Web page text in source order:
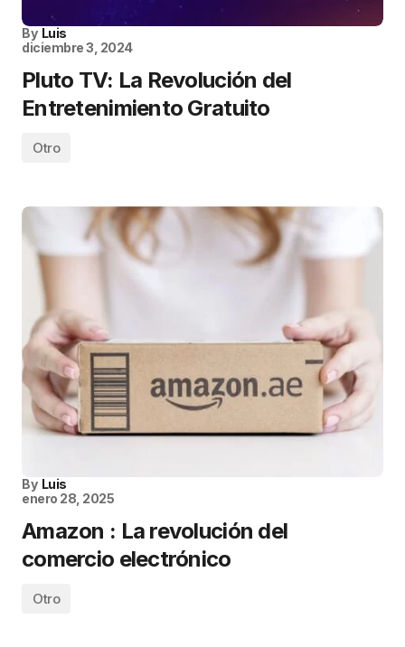
By Luis
diciembre 3, 2024
Pluto TV: La Revolución del
Entretenimiento Gratuito
Otro
By Luis
enero 28, 2025
Amazon : La revolución del
comercio electrónico
Otro